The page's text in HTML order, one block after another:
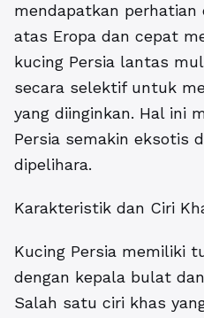
mendapatkan perhatian
atas Eropa dan cepat
kucing Persia lantas
secara selektif untuk
yang diinginkan. Hal ini
Persia semakin eksotis
dipelihara.
Karakteristik dan Ciri
Kucing Persia memiliki
dengan kepala bulat
Salah satu ciri khas